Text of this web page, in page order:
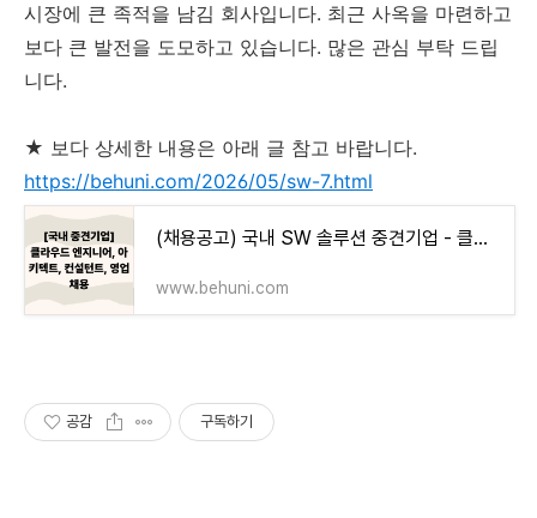
시장에 큰 족적을 남김 회사입니다. 최근 사옥을 마련하고
보다 큰 발전을 도모하고 있습니다. 많은 관심 부탁 드립
니다.
★ 보다 상세한 내용은 아래 글 참고 바랍니다.
https://behuni.com/2026/05/sw-7.html
(채용공고) 국내 SW 솔루션 중견기업 - 클라우드/데이터 관련 포지션 7개 오픈
www.behuni.com
공감 구독하기